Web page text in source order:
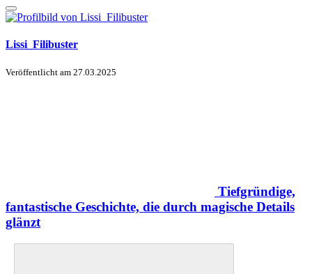
Lissi_Filibuster
Veröffentlicht am 27.03.2025
Tiefgründige,
fantastische Geschichte, die durch magische Details
glänzt